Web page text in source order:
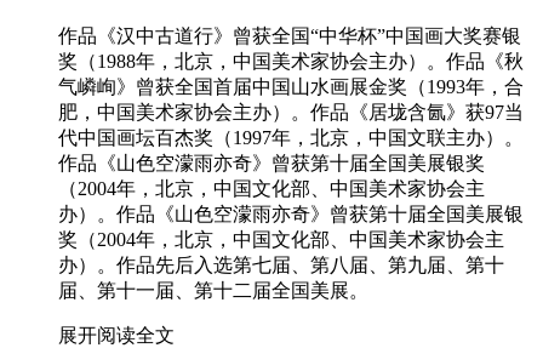
作品《汉中古道行》曾获全国“中华杯”中国画大奖赛银
奖（1988年，北京，中国美术家协会主办）。作品《秋
气嶙峋》曾获全国首届中国山水画展金奖（1993年，合
肥，中国美术家协会主办）。作品《居垅含氤》获97当
代中国画坛百杰奖（1997年，北京，中国文联主办）。
作品《山色空濛雨亦奇》曾获第十届全国美展银奖
（2004年，北京，中国文化部、中国美术家协会主
办）。作品《山色空濛雨亦奇》曾获第十届全国美展银
奖（2004年，北京，中国文化部、中国美术家协会主
办）。作品先后入选第七届、第八届、第九届、第十
届、第十一届、第十二届全国美展。
展开阅读全文